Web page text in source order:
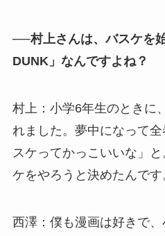
──村上さんは、バスケを
DUNK」なんですよね？
村上：小学6年生のときに
れました。夢中になって
スケってかっこいいな」
ケをやろうと決めたんです
西澤：僕も漫画は好きで